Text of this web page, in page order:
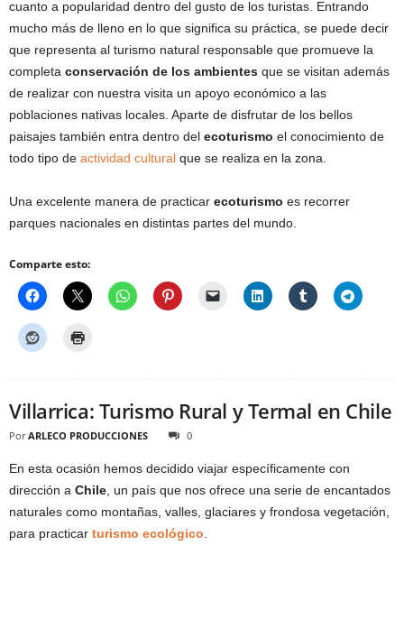
cuanto a popularidad dentro del gusto de los turistas. Entrando
mucho más de lleno en lo que significa su práctica, se puede decir
que representa al turismo natural responsable que promueve la
completa conservación de los ambientes que se visitan además
de realizar con nuestra visita un apoyo económico a las
poblaciones nativas locales. Aparte de disfrutar de los bellos
paisajes también entra dentro del ecoturismo el conocimiento de
todo tipo de actividad cultural que se realiza en la zona.
Una excelente manera de practicar ecoturismo es recorrer
parques nacionales en distintas partes del mundo.
Comparte esto:
Villarrica: Turismo Rural y Termal en Chile
Por ARLECO PRODUCCIONES 0
En esta ocasión hemos decidido viajar específicamente con
dirección a Chile, un país que nos ofrece una serie de encantados
naturales como montañas, valles, glaciares y frondosa vegetación,
para practicar turismo ecológico.